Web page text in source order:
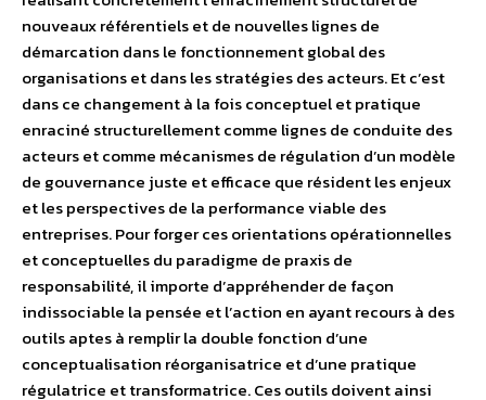
nouveaux référentiels et de nouvelles lignes de
démarcation dans le fonctionnement global des
organisations et dans les stratégies des acteurs. Et c’est
dans ce changement à la fois conceptuel et pratique
enraciné structurellement comme lignes de conduite des
acteurs et comme mécanismes de régulation d’un modèle
de gouvernance juste et efficace que résident les enjeux
et les perspectives de la performance viable des
entreprises. Pour forger ces orientations opérationnelles
et conceptuelles du paradigme de praxis de
responsabilité, il importe d’appréhender de façon
indissociable la pensée et l’action en ayant recours à des
outils aptes à remplir la double fonction d’une
conceptualisation réorganisatrice et d’une pratique
régulatrice et transformatrice. Ces outils doivent ainsi